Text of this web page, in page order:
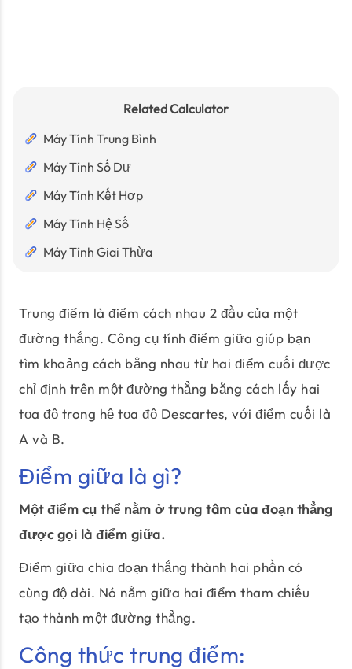
Related Calculator
Máy Tính Trung Bình
Máy Tính Số Dư
Máy Tính Kết Hợp
Máy Tính Hệ Số
Máy Tính Giai Thừa
Trung điểm là điểm cách nhau 2 đầu của một
đường thẳng. Công cụ tính điểm giữa giúp bạn
tìm khoảng cách bằng nhau từ hai điểm cuối được
chỉ định trên một đường thẳng bằng cách lấy hai
tọa độ trong hệ tọa độ Descartes, với điểm cuối là
A và B.
Điểm giữa là gì?
Một điểm cụ thể nằm ở trung tâm của đoạn thẳng
được gọi là điểm giữa.
Điểm giữa chia đoạn thẳng thành hai phần có
cùng độ dài. Nó nằm giữa hai điểm tham chiếu
tạo thành một đường thẳng.
Công thức trung điểm: